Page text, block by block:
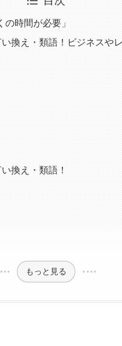
時間が必要」
換え・類語！ビジネスや
換え・類語！
もっと見る